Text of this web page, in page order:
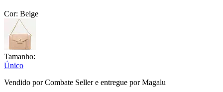
Cor: Beige
Tamanho:
Único
Vendido porCombate Sellere entregue por Magalu